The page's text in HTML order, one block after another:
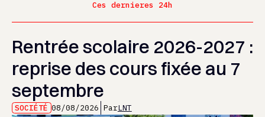
Ces dernieres 24h
Rentrée scolaire 2026-2027 :
reprise des cours fixée au 7
septembre
SOCIÉTÉ 08/08/2026 ParLNT